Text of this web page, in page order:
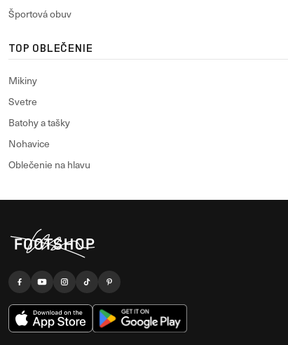
Športová obuv
TOP OBLEČENIE
Mikiny
Svetre
Batohy a tašky
Nohavice
Oblečenie na hlavu